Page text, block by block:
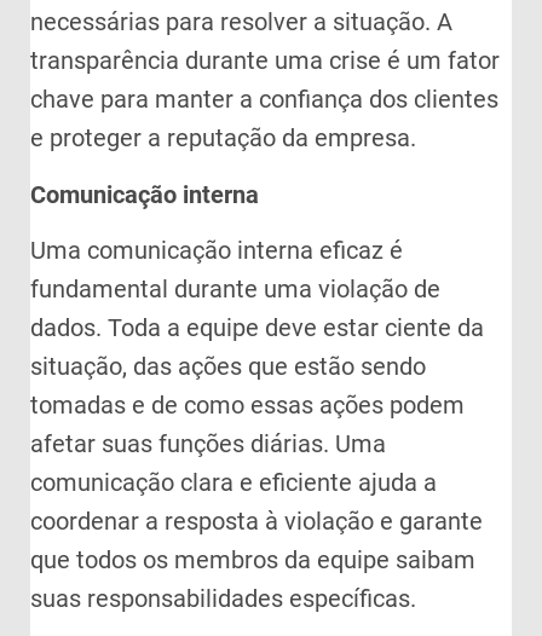
necessárias para resolver a situação. A
transparência durante uma crise é um fator
chave para manter a confiança dos clientes
e proteger a reputação da empresa.
Comunicação interna
Uma comunicação interna eficaz é
fundamental durante uma violação de
dados. Toda a equipe deve estar ciente da
situação, das ações que estão sendo
tomadas e de como essas ações podem
afetar suas funções diárias. Uma
comunicação clara e eficiente ajuda a
coordenar a resposta à violação e garante
que todos os membros da equipe saibam
suas responsabilidades específicas.